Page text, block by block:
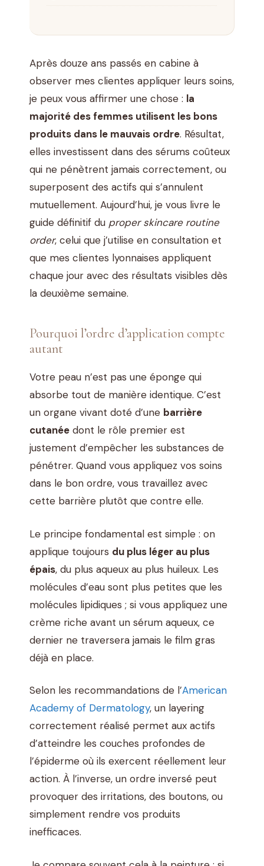
Après douze ans passés en cabine à
observer mes clientes appliquer leurs soins,
je peux vous affirmer une chose : la
majorité des femmes utilisent les bons
produits dans le mauvais ordre. Résultat,
elles investissent dans des sérums coûteux
qui ne pénètrent jamais correctement, ou
superposent des actifs qui s’annulent
mutuellement. Aujourd’hui, je vous livre le
guide définitif du proper skincare routine
order, celui que j’utilise en consultation et
que mes clientes lyonnaises appliquent
chaque jour avec des résultats visibles dès
la deuxième semaine.
Pourquoi l’ordre d’application compte
autant
Votre peau n’est pas une éponge qui
absorbe tout de manière identique. C’est
un organe vivant doté d’une barrière
cutanée dont le rôle premier est
justement d’empêcher les substances de
pénétrer. Quand vous appliquez vos soins
dans le bon ordre, vous travaillez avec
cette barrière plutôt que contre elle.
Le principe fondamental est simple : on
applique toujours du plus léger au plus
épais, du plus aqueux au plus huileux. Les
molécules d’eau sont plus petites que les
molécules lipidiques ; si vous appliquez une
crème riche avant un sérum aqueux, ce
dernier ne traversera jamais le film gras
déjà en place.
Selon les recommandations de l’American
Academy of Dermatology, un layering
correctement réalisé permet aux actifs
d’atteindre les couches profondes de
l’épiderme où ils exercent réellement leur
action. À l’inverse, un ordre inversé peut
provoquer des irritations, des boutons, ou
simplement rendre vos produits
inefficaces.